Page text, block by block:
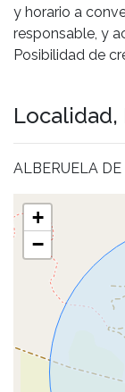
y horario a
responsable, y
Posibilidad de
Localidad,
ALBERUELA
+
−